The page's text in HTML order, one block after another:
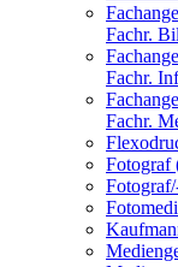
Fachr.
Fachr.
Fachr.
Fotograf